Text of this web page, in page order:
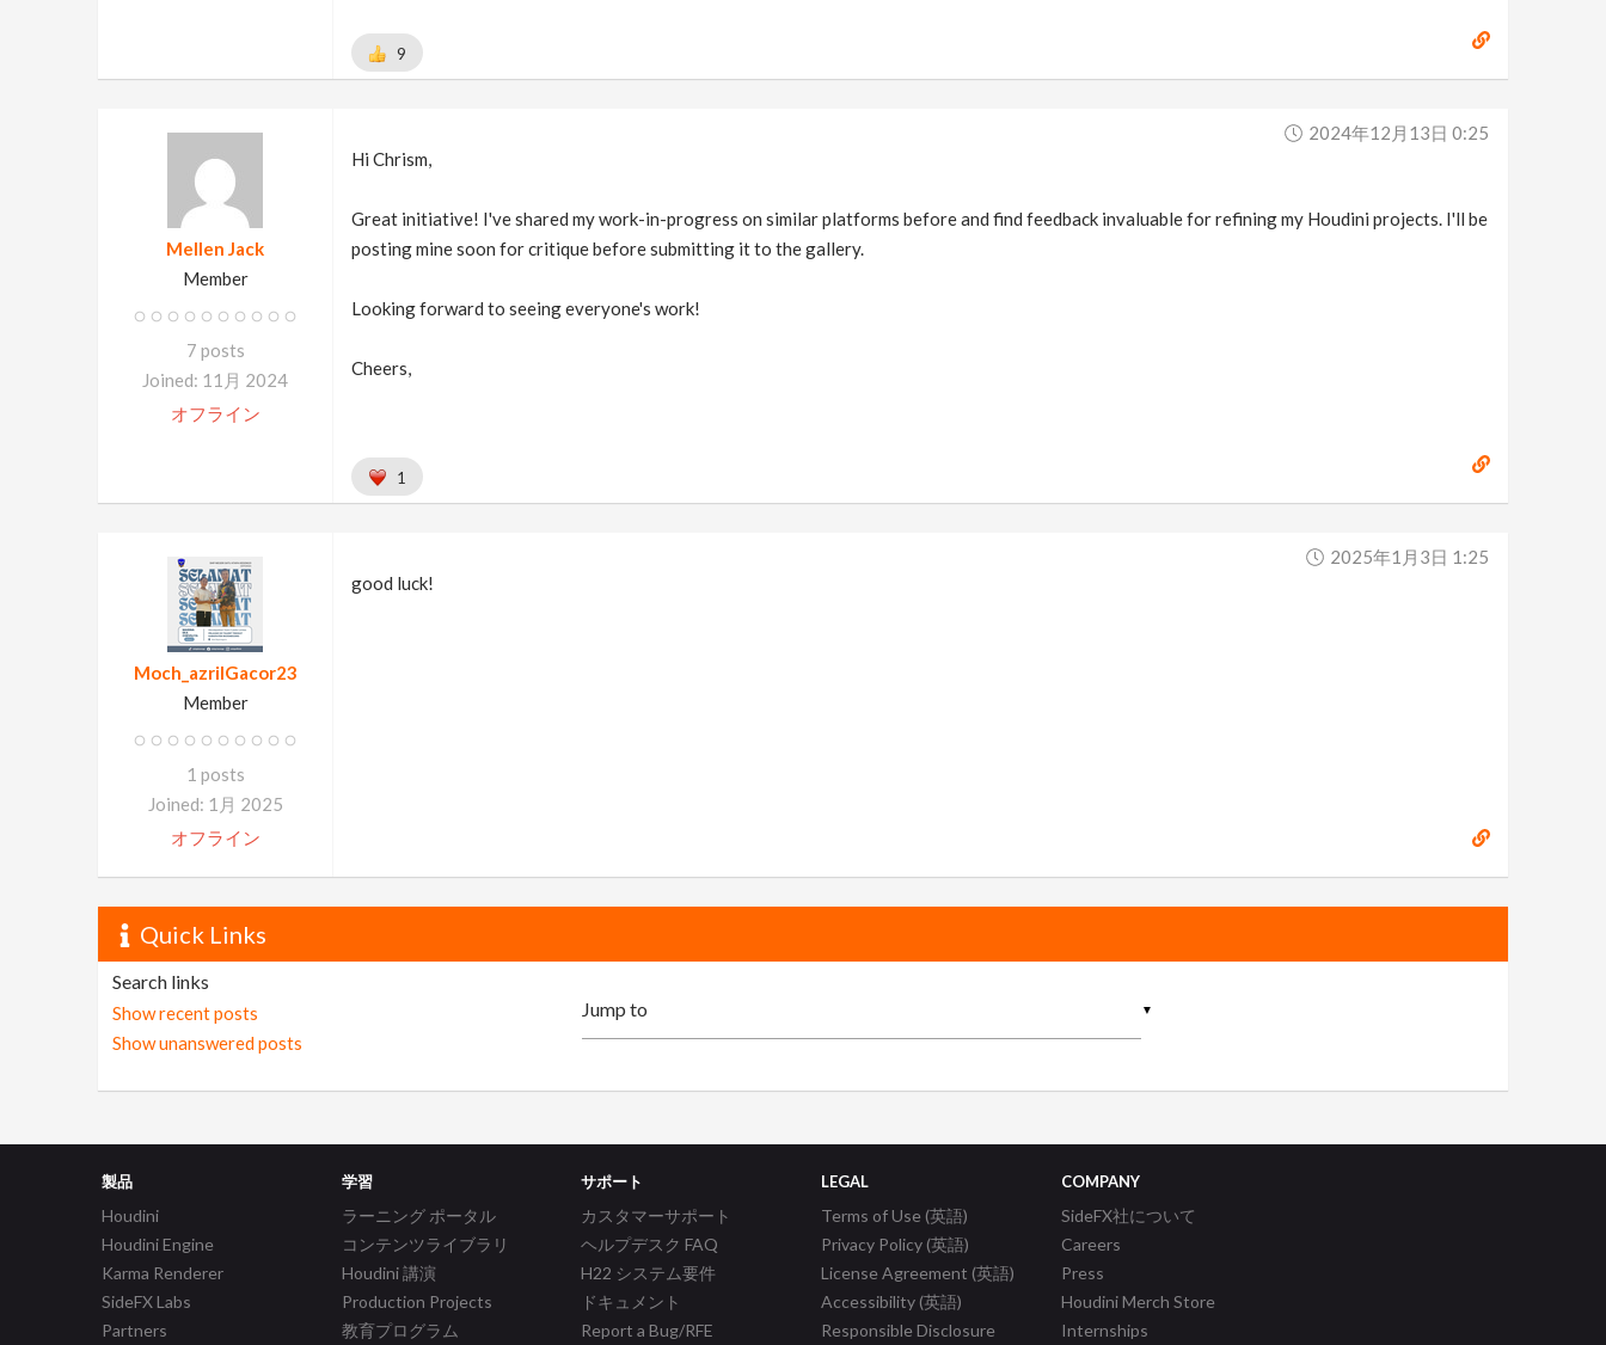
9
Mellen Jack
Member
7 posts
Joined: 11月 2024
オフライン
2024年12月13日 0:25
Hi Chrism,
Great initiative! I've shared my work-in-progress on similar platforms before and find feedback invaluable for refining my Houdini projects. I'll be
posting mine soon for critique before submitting it to the gallery.
Looking forward to seeing everyone's work!
Cheers,
1
Moch_azrilGacor23
Member
1 posts
Joined: 1月 2025
オフライン
2025年1月3日 1:25
good luck!
Quick Links
Search links
Show recent posts
Show unanswered posts
▼
製品
Houdini
Houdini Engine
Karma Renderer
SideFX Labs
Partners
学習
ラーニング ポータル
コンテンツライブラリ
Houdini 講演
Production Projects
教育プログラム
サポート
カスタマーサポート
ヘルプデスク FAQ
H22 システム要件
ドキュメント
Report a Bug/RFE
LEGAL
Terms of Use (英語)
Privacy Policy (英語)
License Agreement (英語)
Accessibility (英語)
Responsible Disclosure
COMPANY
SideFX社について
Careers
Press
Houdini Merch Store
Internships